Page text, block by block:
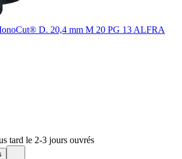
D. 20,4 mm M 20 PG 13 ALFRA
tard le 2-3 jours ouvrés